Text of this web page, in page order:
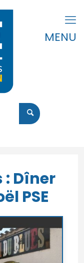
MENU
: Dîner
PSE